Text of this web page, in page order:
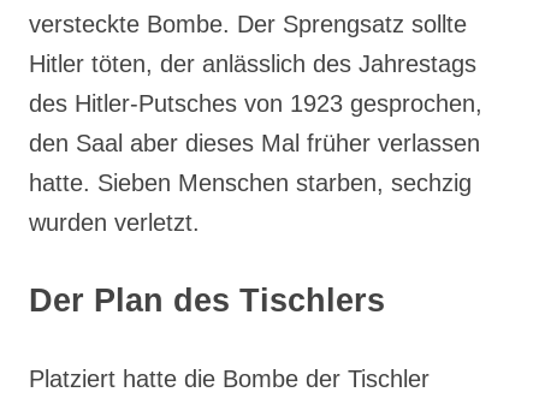
versteckte Bombe. Der Sprengsatz sollte
Hitler töten, der anlässlich des Jahrestags
des Hitler-Putsches von 1923 gesprochen,
den Saal aber dieses Mal früher verlassen
hatte. Sieben Menschen starben, sechzig
wurden verletzt.
Der Plan des Tischlers
Platziert hatte die Bombe der Tischler